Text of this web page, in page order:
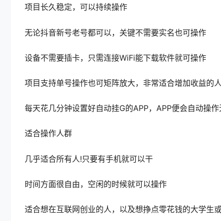
项目长久稳定，可以持续操作
无论抖音新号老号都可以，关键不需要实名也可操作
设备不需要插卡，只需连接WiFi能下载软件就可操作
项目支持单号操作也可矩阵放大，非常适合增加收益的
每天花几分钟设置好自动挂G的APP，APP便会自动操
适合操作人群
几乎适合所有人!只要有手机就可以干
时间方面很自由，空闲的时候就可以操作
适合想在互联网创业的人，以及想挣点零花钱的大学生